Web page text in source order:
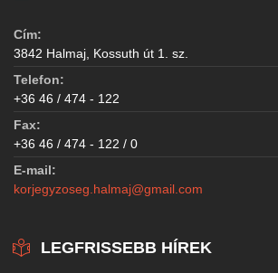
Cím:
3842 Halmaj, Kossuth út 1. sz.
Telefon:
+36 46 / 474 - 122
Fax:
+36 46 / 474 - 122 / 0
E-mail:
korjegyzoseg.halmaj@gmail.com
LEGFRISSEBB HÍREK